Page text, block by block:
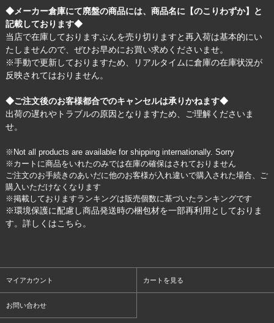
◆メーカー倉庫にて廃盤の商品には、商品名に【のこりわずか】と
記載しております◆
当店で在庫しておりますぶんを売り切りますと再入荷は基本的にい
たしませんので、ぜひお早めにお買い求めくださいませ。
※手動で更新しておりますため、リアルタイムに倉庫の在庫状況が
反映されてはおりません。
◆ご注文後のお客様都合でのキャンセルは承りかねます◆
出荷の遅れやトラブルの原因となりますため、ご理解くださいま
せ。
※Not all products are available for shipping internationally. Sorry
※カートに商品をいれたのみでは在庫の確保はされておりません
ご注文のお手続きのあいだに他のお客様が入れ違いで購入された場合、ご
購入いただけなくなります
※掲載しておりますランキングは販売個数に基づいたランキングです
※環境保護に配慮し商品発送時の梱包材を一部再利用としておりま
す。詳しくはこちら 。
マイアカウント カートを見る
お問い合わせ